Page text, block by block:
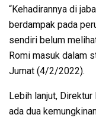
“Kehadirannya di
berdampak pada
sendiri belum
Romi masuk dalam
Jumat (4/2/2022).
Lebih lanjut,
ada dua